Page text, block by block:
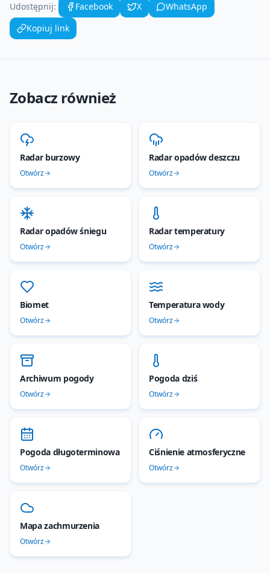
Udostępnij: Facebook X
WhatsApp
Kopiuj link
Zobacz również
Radar burzowy
Otwórz
Radar opadów deszczu
Otwórz
Radar opadów śniegu
Otwórz
Radar temperatury
Otwórz
Biomet
Otwórz
Temperatura wody
Otwórz
Archiwum pogody
Otwórz
Pogoda dziś
Otwórz
Pogoda długoterminowa
Otwórz
Ciśnienie atmosferyczne
Otwórz
Mapa zachmurzenia
Otwórz